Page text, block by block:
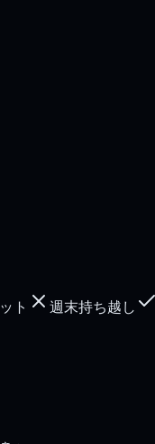
ト
週末持ち越し